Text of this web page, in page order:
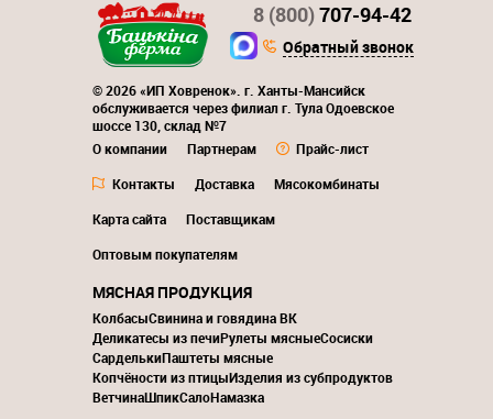
© 2026 «ИП Ховренок». г. Ханты-Мансийск
обслуживается через филиал г. Тула Одоевское
шоссе 130, склад №7
О компании
Партнерам
Прайс-лист
Контакты
Доставка
Мясокомбинаты
Карта сайта
Поставщикам
Оптовым покупателям
8 (800)707-94-42
Обратный звонок
МЯСНАЯ ПРОДУКЦИЯ
КолбасыСвинина и говядина ВК
Деликатесы из печиРулеты мясныеСосиски
СарделькиПаштеты мясные
Копчёности из птицыИзделия из субпродуктов
ВетчинаШпикСалоНамазка